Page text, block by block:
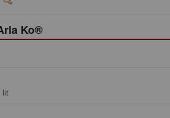
Ko®
lit